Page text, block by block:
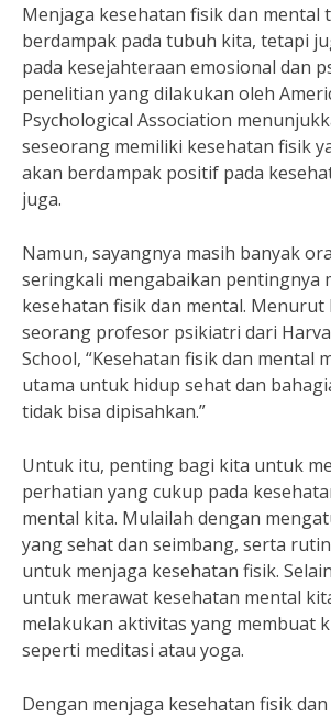
Menjaga kesehatan fisik dan mental
berdampak pada tubuh kita, tetapi
pada kesejahteraan emosional dan
penelitian yang dilakukan oleh
Psychological Association
seseorang memiliki kesehatan fisik
akan berdampak positif pada
juga.
Namun, sayangnya masih banyak
seringkali mengabaikan pentingnya
kesehatan fisik dan mental. Menurut
seorang profesor psikiatri dari
School, “Kesehatan fisik dan mental
utama untuk hidup sehat dan
tidak bisa dipisahkan.”
Untuk itu, penting bagi kita untuk
perhatian yang cukup pada
mental kita. Mulailah dengan
yang sehat dan seimbang, serta
untuk menjaga kesehatan fisik.
untuk merawat kesehatan mental
melakukan aktivitas yang membuat
seperti meditasi atau yoga.
Dengan menjaga kesehatan fisik